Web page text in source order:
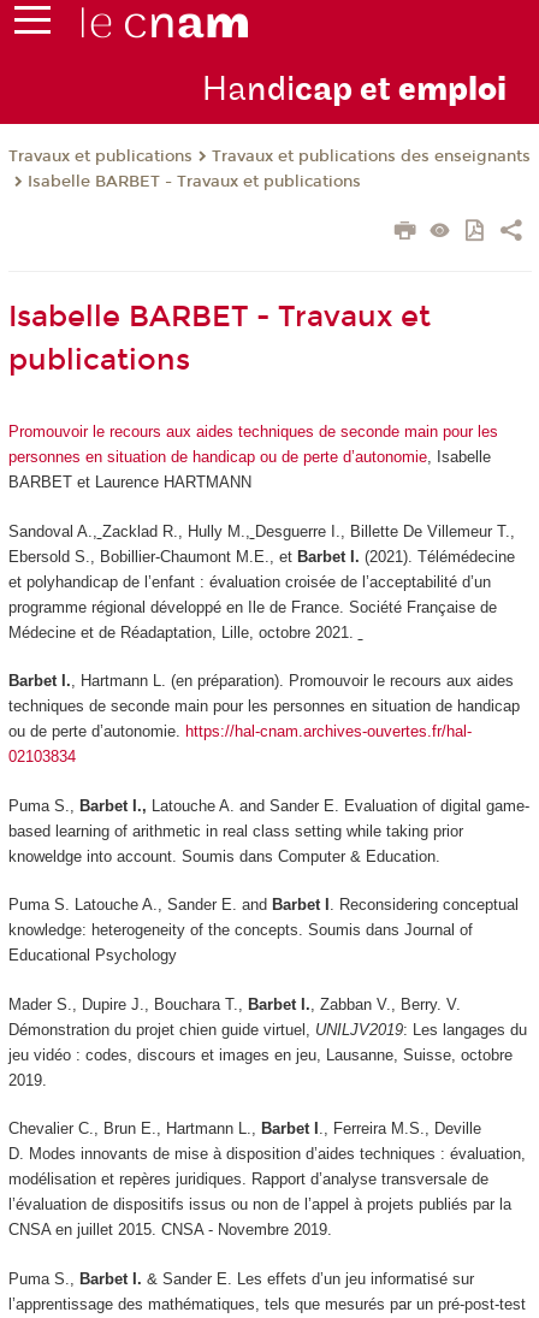
Handicap et emploi
Travaux et publications
Travaux et publications des enseignants
Isabelle BARBET - Travaux et publications
Isabelle BARBET - Travaux et
publications
Promouvoir le recours aux aides techniques de seconde main pour les
personnes en situation de handicap ou de perte d’autonomie, Isabelle
BARBET et Laurence HARTMANN
Sandoval A., Zacklad R., Hully M.,
Desguerre I., Billette De Villemeur T.,
Ebersold S., Bobillier-Chaumont M.E., et Barbet I. (2021). Télémédecine
et polyhandicap de l’enfant : évaluation croisée de l’acceptabilité d’un
programme régional développé en Ile de France. Société Française de
Médecine et de Réadaptation, Lille, octobre 2021.
Barbet I., Hartmann L. (en préparation). Promouvoir le recours aux aides
techniques de seconde main pour les personnes en situation de handicap
ou de perte d’autonomie. https://hal-cnam.archives-ouvertes.fr/hal-
02103834
Puma S., Barbet I., Latouche A. and Sander E. Evaluation of digital game-
based learning of arithmetic in real class setting while taking prior
knoweldge into account. Soumis dans Computer & Education.
Puma S. Latouche A., Sander E. and Barbet I . Reconsidering conceptual
knowledge: heterogeneity of the concepts. Soumis dans Journal of
Educational Psychology
Mader S., Dupire J., Bouchara T., Barbet I. , Zabban V., Berry. V.
Démonstration du projet chien guide virtuel, UNILJV2019: Les langages du
jeu vidéo : codes, discours et images en jeu, Lausanne, Suisse, octobre
2019.
Chevalier C., Brun E., Hartmann L., Barbet I ., Ferreira M.S., Deville
D. Modes innovants de mise à disposition d’aides techniques : évaluation,
modélisation et repères juridiques. Rapport d’analyse transversale de
l’évaluation de dispositifs issus ou non de l’appel à projets publiés par la
CNSA en juillet 2015. CNSA - Novembre 2019.
Puma S., Barbet I. & Sander E. Les effets d’un jeu informatisé sur
l’apprentissage des mathématiques, tels que mesurés par un pré-post-test